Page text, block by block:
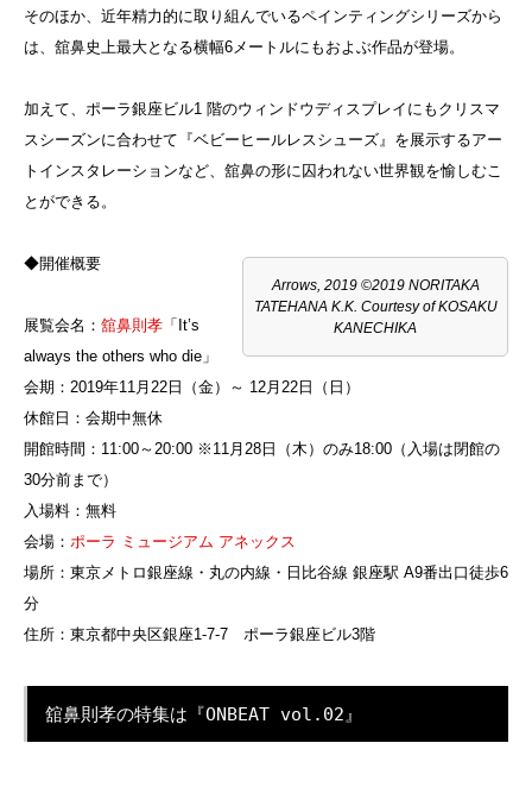
そのほか、近年精力的に取り組んでいるペインティングシリーズから
は、舘鼻史上最大となる横幅6メートルにもおよぶ作品が登場。
加えて、ポーラ銀座ビル1 階のウィンドウディスプレイにもクリスマ
スシーズンに合わせて『ベビーヒールレスシューズ』を展示するアー
トインスタレーションなど、舘鼻の形に囚われない世界観を愉しむこ
とができる。
Arrows, 2019 ©2019 NORITAKA
TATEHANA K.K. Courtesy of KOSAKU
KANECHIKA
◆開催概要
展覧会名： 舘鼻則孝 「It’s
always the others who die」
会期：2019年11月22日（金）～ 12月22日（日）
休館日：会期中無休
開館時間：11:00～20:00 ※11月28日（木）のみ18:00（入場は閉館の
30分前まで）
入場料：無料
会場： ポーラ ミュージアム アネックス
場所：東京メトロ銀座線・丸の内線・日比谷線 銀座駅 A9番出口徒歩6
分
住所：東京都中央区銀座1-7-7 ポーラ銀座ビル3階
舘鼻則孝の特集は『ONBEAT vol.02』